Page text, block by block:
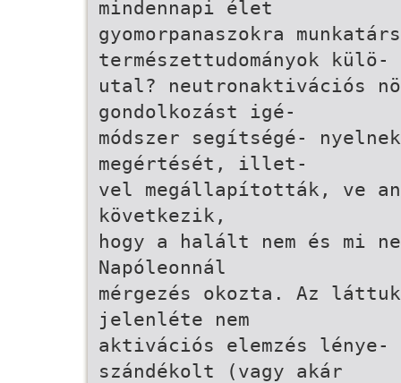
mindennapi élet
gyomorpanaszokra
természettudományok külö-
utal? neutronaktivációs
gondolkozást igé-
módszer segítségé-
megértését, illet-
vel megállapították, ve
következik,
hogy a halált nem és mi
Napóleonnál
mérgezés okozta. Az
jelenléte nem
aktivációs elemzés
szándékolt (vagy akár